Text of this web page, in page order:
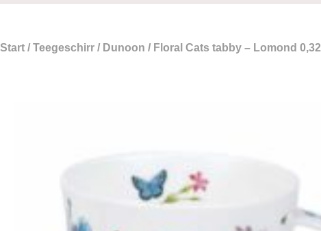
Start / Teegeschirr / Dunoon / Floral Cats tabby – Lomond 0,32l